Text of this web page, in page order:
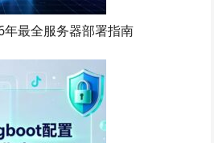
年最全服务器部署指南